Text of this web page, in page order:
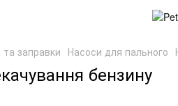
заправки Насоси для пального
бензину